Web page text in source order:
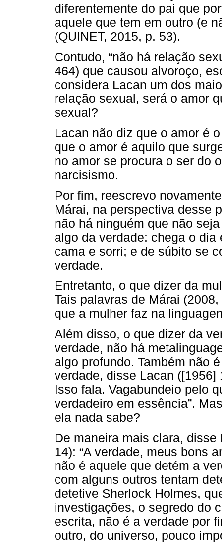
diferentemente do pai que
aquele que tem em outro (e
(QUINET, 2015, p. 53).
Contudo, “não há relação
464) que causou alvoroço,
considera Lacan um dos
relação sexual, será o amor
sexual?
Lacan não diz que o amor é
que o amor é aquilo que
no amor se procura o ser do
narcisismo.
Por fim, reescrevo
Márai, na perspectiva desse
não há ninguém que não
algo da verdade: chega o
cama e sorri; e de súbito se
verdade.
Entretanto, o que dizer da
Tais palavras de Márai
que a mulher faz na
Além disso, o que dizer da
verdade, não há
algo profundo. Também não
verdade, disse Lacan ([1956]
Isso fala. Vagabundeio pelo
verdadeiro em essência”.
ela nada sabe?
De maneira mais clara,
14): “A verdade, meus bons
não é aquele que detém a
com alguns outros tentam
detetive Sherlock Holmes,
investigações, o segredo do
escrita, não é a verdade por
outro, do universo, pouco